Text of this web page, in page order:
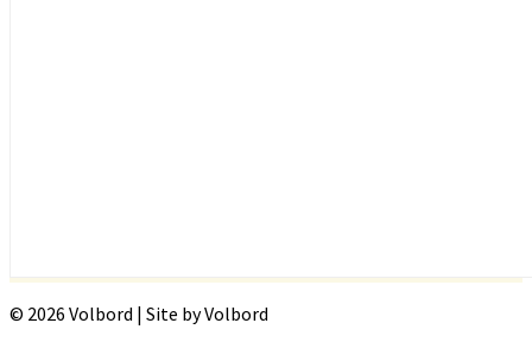
© 2026 Volbord | Site by Volbord